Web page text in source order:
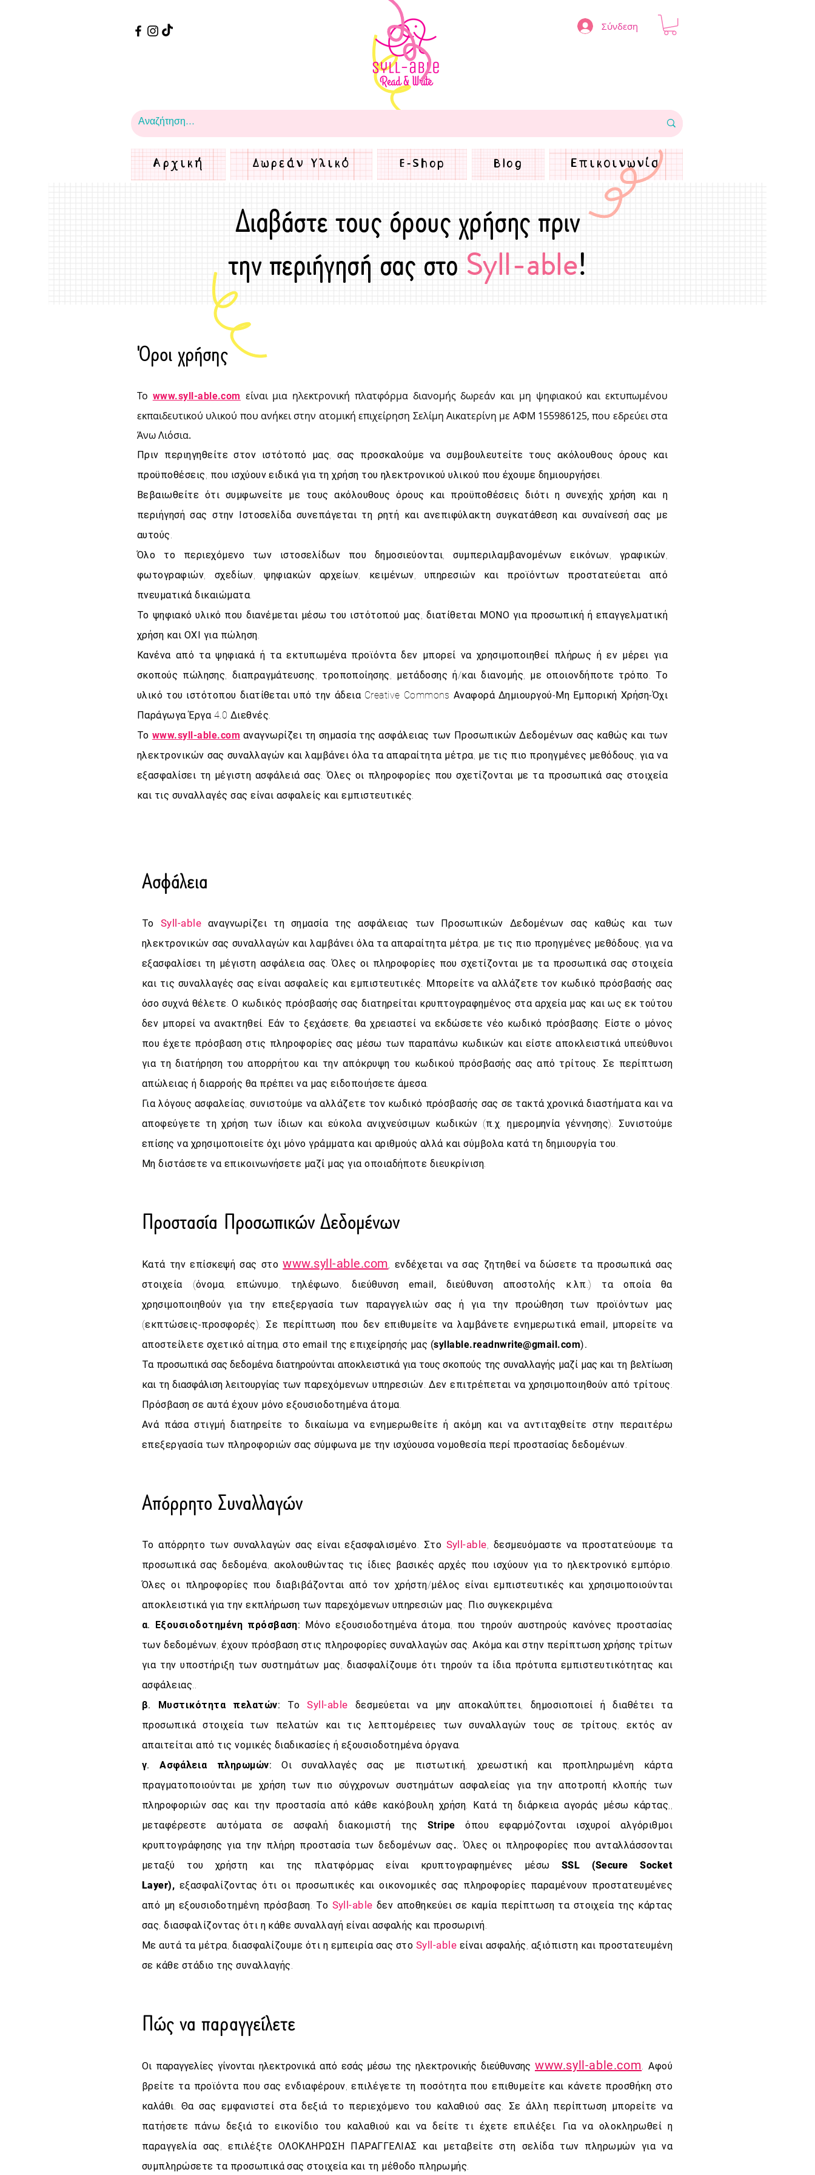
Σύνδεση
Αρχική Δωρεάν Υλικό E-Shop Blog Επικοινωνία
Διαβάστε τους όρους χρήσης πριν
την περιήγησή σας στο Syll-able!
Όροι χρήσης
Το www.syll-able.com είναι μια ηλεκτρονική πλατφόρμα διανομής δωρεάν και μη ψηφιακού και εκτυπωμένου
εκπαιδευτικού υλικού που ανήκει στην ατομική επιχείρηση Σελίμη Αικατερίνη με ΑΦΜ 155986125, που εδρεύει στα
Άνω Λιόσια.
Πριν περιηγηθείτε στον ιστότοπό μας, σας προσκαλούμε να συμβουλευτείτε τους ακόλουθους όρους και
προϋποθέσεις, που ισχύουν ειδικά για τη χρήση του ηλεκτρονικού υλικού που έχουμε δημιουργήσει.
Βεβαιωθείτε ότι συμφωνείτε με τους ακόλουθους όρους και προϋποθέσεις διότι η συνεχής χρήση και η
περιήγησή σας στην Ιστοσελίδα συνεπάγεται τη ρητή και ανεπιφύλακτη συγκατάθεση και συναίνεσή σας με
αυτούς.
Όλο το περιεχόμενο των ιστοσελίδων που δημοσιεύονται, συμπεριλαμβανομένων εικόνων, γραφικών,
φωτογραφιών, σχεδίων, ψηφιακών αρχείων, κειμένων, υπηρεσιών και προϊόντων προστατεύεται από
πνευματικά δικαιώματα.
Το ψηφιακό υλικό που διανέμεται μέσω του ιστότοπού μας, διατίθεται ΜΟΝΟ για προσωπική ή επαγγελματική
χρήση και ΟΧΙ για πώληση.
Κανένα από τα ψηφιακά ή τα εκτυπωμένα προϊόντα δεν μπορεί να χρησιμοποιηθεί πλήρως ή εν μέρει για
σκοπούς πώλησης, διαπραγμάτευσης, τροποποίησης, μετάδοσης ή/και διανομής, με οποιονδήποτε τρόπο. Το
υλικό του ιστότοπου διατίθεται υπό την άδεια Creative Commons Αναφορά Δημιουργού-Μη Εμπορική Χρήση-Όχι
Παράγωγα Έργα 4.0 Διεθνές.
Το www.syll-able.com αναγνωρίζει τη σημασία της ασφάλειας των Προσωπικών Δεδομένων σας καθώς και των
ηλεκτρονικών σας συναλλαγών και λαμβάνει όλα τα απαραίτητα μέτρα, με τις πιο προηγμένες μεθόδους, για να
εξασφαλίσει τη μέγιστη ασφάλειά σας. Όλες οι πληροφορίες που σχετίζονται με τα προσωπικά σας στοιχεία
και τις συναλλαγές σας είναι ασφαλείς και εμπιστευτικές.
Ασφάλεια
Το Syll-able αναγνωρίζει τη σημασία της ασφάλειας των Προσωπικών Δεδομένων σας καθώς και των
ηλεκτρονικών σας συναλλαγών και λαμβάνει όλα τα απαραίτητα μέτρα, με τις πιο προηγμένες μεθόδους, για να
εξασφαλίσει τη μέγιστη ασφάλεια σας. Όλες οι πληροφορίες που σχετίζονται με τα προσωπικά σας στοιχεία
και τις συναλλαγές σας είναι ασφαλείς και εμπιστευτικές. Μπορείτε να αλλάζετε τον κωδικό πρόσβασής σας
όσο συχνά θέλετε. Ο κωδικός πρόσβασής σας διατηρείται κρυπτογραφημένος στα αρχεία μας και ως εκ τούτου
δεν μπορεί να ανακτηθεί. Εάν το ξεχάσετε, θα χρειαστεί να εκδώσετε νέο κωδικό πρόσβασης. Είστε ο μόνος
που έχετε πρόσβαση στις πληροφορίες σας μέσω των παραπάνω κωδικών και είστε αποκλειστικά υπεύθυνοι
για τη διατήρηση του απορρήτου και την απόκρυψη του κωδικού πρόσβασής σας από τρίτους. Σε περίπτωση
απώλειας ή διαρροής θα πρέπει να μας ειδοποιήσετε άμεσα.
Για λόγους ασφαλείας, συνιστούμε να αλλάζετε τον κωδικό πρόσβασής σας σε τακτά χρονικά διαστήματα και να
αποφεύγετε τη χρήση των ίδιων και εύκολα ανιχνεύσιμων κωδικών (π.χ. ημερομηνία γέννησης). Συνιστούμε
επίσης να χρησιμοποιείτε όχι μόνο γράμματα και αριθμούς αλλά και σύμβολα κατά τη δημιουργία του.
Μη διστάσετε να επικοινωνήσετε μαζί μας για οποιαδήποτε διευκρίνιση.
Προστασία Προσωπικών Δεδομένων
Κατά την επίσκεψή σας στοwww.syll-able.com , ενδέχεται να σας ζητηθεί να δώσετε τα προσωπικά σας
στοιχεία (όνομα, επώνυμο, τηλέφωνο, διεύθυνσηemail, διεύθυνση αποστολής κ.λπ.) τα οποία θα
χρησιμοποιηθούν για την επεξεργασία των παραγγελιών σας ή για την προώθηση των προϊόντων μας
(εκπτώσεις-προσφορές). Σε περίπτωση που δεν επιθυμείτε να λαμβάνετε ενημερωτικάemail, μπορείτε να
αποστείλετε σχετικό αίτημα, στοemail της επιχείρησής μας (syllable.readnwrite@gmail.com).
Τα προσωπικά σας δεδομένα διατηρούνται αποκλειστικά για τους σκοπούς της συναλλαγής μαζί μας και τη βελτίωση
και τη διασφάλιση λειτουργίας τωνπαρεχόμενων υπηρεσιών. Δεν επιτρέπεται να χρησιμοποιηθούν από τρίτους.
Πρόσβαση σε αυτά έχουν μόνο εξουσιοδοτημένα άτομα.
Ανά πάσα στιγμή διατηρείτε το δικαίωμα να ενημερωθείτε ή ακόμη και να αντιταχθείτε στην περαιτέρω
επεξεργασία των πληροφοριών σας σύμφωνα με την ισχύουσα νομοθεσία περί προστασίας δεδομένων.
Απόρρητο Συναλλαγών
Το απόρρητο των συναλλαγών σας είναι εξασφαλισμένο. Στο Syll-able , δεσμευόμαστε να προστατεύουμε τα
προσωπικά σας δεδομένα, ακολουθώντας τις ίδιες βασικές αρχές που ισχύουν για το ηλεκτρονικό εμπόριο.
Όλες οι πληροφορίες που διαβιβάζονται από τον χρήστη/μέλος είναι εμπιστευτικές και χρησιμοποιούνται
αποκλειστικά για την εκπλήρωση των παρεχόμενων υπηρεσιών μας. Πιο συγκεκριμένα:
α. Εξουσιοδοτημένη πρόσβαση: Μόνο εξουσιοδοτημένα άτομα, που τηρούν αυστηρούς κανόνες προστασίας
των δεδομένων, έχουν πρόσβαση στις πληροφορίες συναλλαγών σας. Ακόμα και στην περίπτωση χρήσης τρίτων
για την υποστήριξη των συστημάτων μας, διασφαλίζουμε ότι τηρούν τα ίδια πρότυπα εμπιστευτικότητας και
ασφάλειας..
β. Μυστικότητα πελατών: ΤοSyll-able δεσμεύεται να μην αποκαλύπτει, δημοσιοποιεί ή διαθέτει τα
προσωπικά στοιχεία των πελατών και τις λεπτομέρειες των συναλλαγών τους σε τρίτους, εκτός αν
απαιτείται από τις νομικές διαδικασίες ή εξουσιοδοτημένα όργανα.
γ. Ασφάλεια πληρωμών: Οι συναλλαγές σας με πιστωτική, χρεωστική και προπληρωμένη κάρτα
πραγματοποιούνται με χρήση των πιο σύγχρονων συστημάτων ασφαλείας για την αποτροπή κλοπής των
πληροφοριών σας και την προστασία από κάθε κακόβουλη χρήση. Κατά τη διάρκεια αγοράς μέσω κάρτας,,
μεταφέρεστε αυτόματα σε ασφαλή διακομιστή της Stripe όπου εφαρμόζονται ισχυροί αλγόριθμοι
κρυπτογράφησης για την πλήρη προστασία των δεδομένων σας. . Όλες οι πληροφορίες που ανταλλάσσονται
μεταξύ του χρήστη και της πλατφόρμας είναι κρυπτογραφημένες μέσω SSL (Secure Socket
Layer), εξασφαλίζοντας ότι οι προσωπικές και οικονομικές σας πληροφορίες παραμένουν προστατευμένες
από μη εξουσιοδοτημένη πρόσβαση. Το Syll-able δεν αποθηκεύει σε καμία περίπτωση τα στοιχεία της κάρτας
σας, διασφαλίζοντας ότι η κάθε συναλλαγή είναι ασφαλής και προσωρινή.
Με αυτά τα μέτρα, διασφαλίζουμε ότι η εμπειρία σας στο Syll-able είναι ασφαλής, αξιόπιστη και προστατευμένη
σε κάθε στάδιο της συναλλαγής.
Πώς να παραγγείλετε
Οι παραγγελίες γίνονται ηλεκτρονικά από εσάς μέσω της ηλεκτρονικής διεύθυνσηςwww.syll-able.com . Αφού
βρείτε τα προϊόντα που σας ενδιαφέρουν, επιλέγετε τη ποσότητα που επιθυμείτε και κάνετε προσθήκη στο
καλάθι. Θα σας εμφανιστεί στα δεξιά το περιεχόμενο του καλαθιού σας. Σε άλλη περίπτωση μπορείτε να
πατήσετε πάνω δεξιά το εικονίδιο του καλαθιού και να δείτε τι έχετε επιλέξει. Για να ολοκληρωθεί η
παραγγελία σας, επιλέξτε ΟΛΟΚΛΗΡΩΣΗ ΠΑΡΑΓΓΕΛΙΑΣ και μεταβείτε στη σελίδα των πληρωμών για να
συμπληρώσετε τα προσωπικά σας στοιχεία και τη μέθοδο πληρωμής.